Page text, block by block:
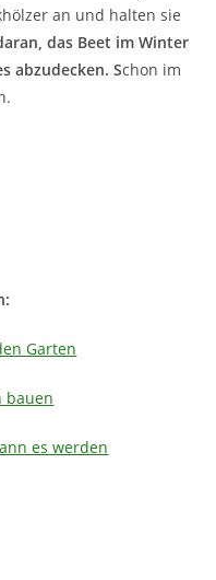
an und halten sie
das Beet im Winter
abzudecken. Schon im
Garten
bauen
es werden